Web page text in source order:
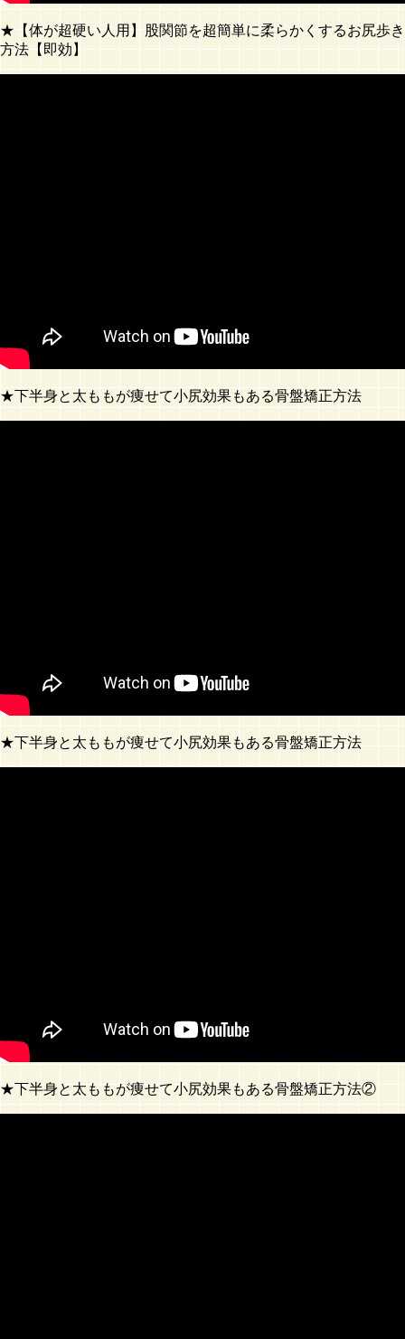
★【体が超硬い人用】股関節を超簡単に柔らかくするお尻歩き
方法【即効】
★下半身と太ももが痩せて小尻効果もある骨盤矯正方法
★下半身と太ももが痩せて小尻効果もある骨盤矯正方法
★下半身と太ももが痩せて小尻効果もある骨盤矯正方法②